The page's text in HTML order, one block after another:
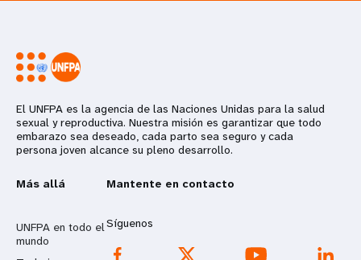
El UNFPA es la agencia de las Naciones Unidas para la salud
sexual y reproductiva. Nuestra misión es garantizar que todo
embarazo sea deseado, cada parto sea seguro y cada
persona joven alcance su pleno desarrollo.
Más allá
UNFPA en todo el
mundo
Mantente en contacto
Síguenos